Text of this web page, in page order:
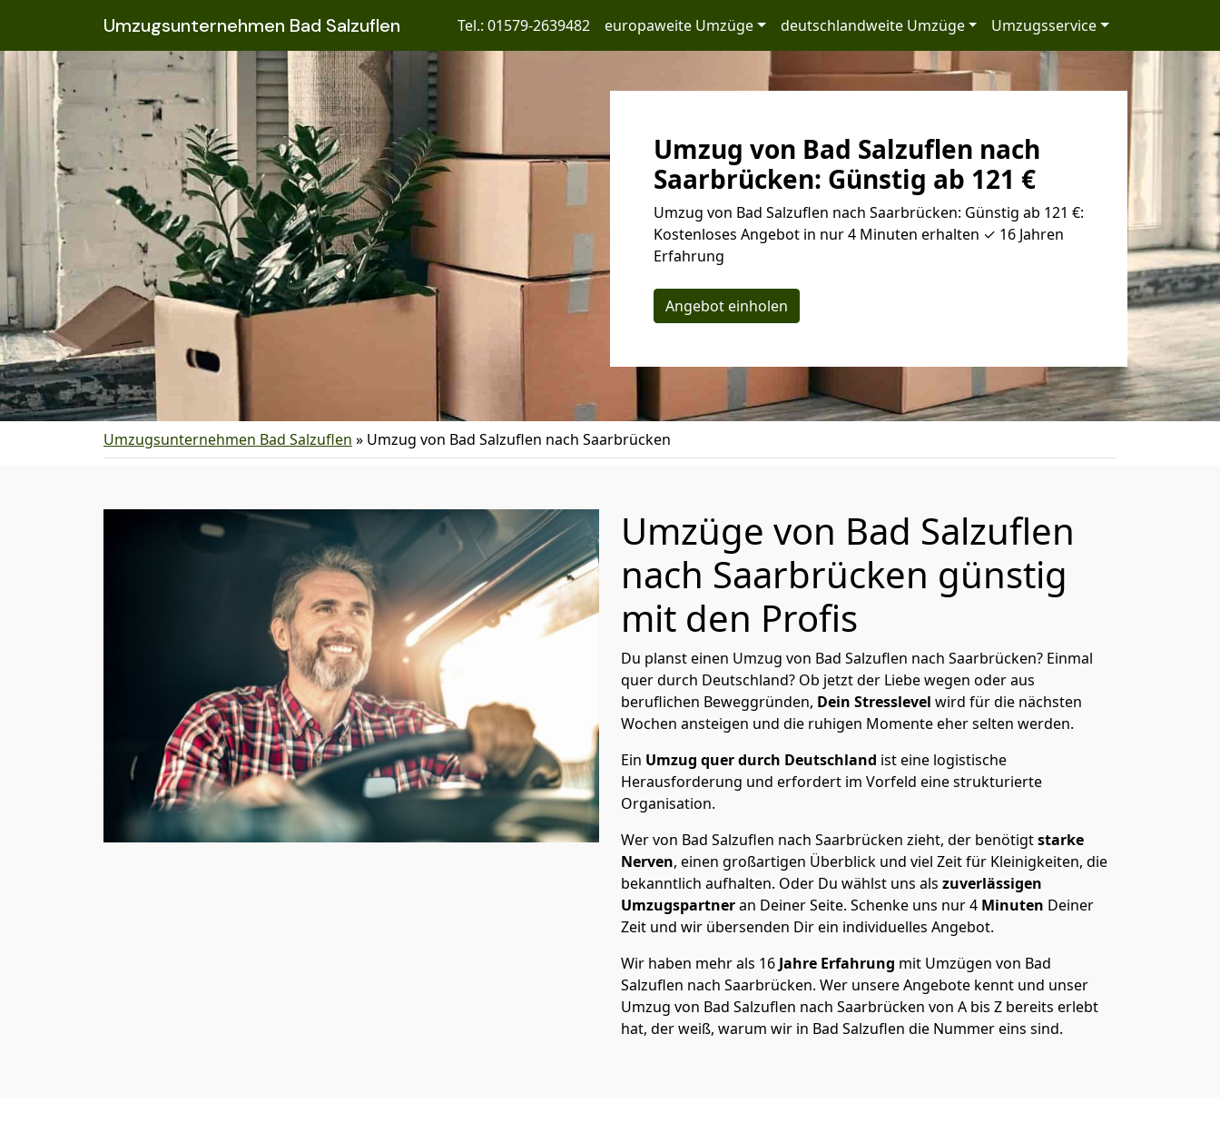
Umzugsunternehmen Bad Salzuflen Tel.: 01579-2639482 europaweite Umzüge deutschlandweite Umzüge Umzugsservice
Umzug von Bad Salzuflen nach
Saarbrücken: Günstig ab 121 €
Umzug von Bad Salzuflen nach Saarbrücken: Günstig ab 121 €:
Kostenloses Angebot in nur 4 Minuten erhalten ✓ 16 Jahren
Erfahrung
Angebot einholen
Umzugsunternehmen Bad Salzuflen » Umzug von Bad Salzuflen nach Saarbrücken
Umzüge von Bad Salzuflen
nach Saarbrücken günstig
mit den Profis
Du planst einen Umzug von Bad Salzuflen nach Saarbrücken? Einmal
quer durch Deutschland? Ob jetzt der Liebe wegen oder aus
beruflichen Beweggründen, Dein Stresslevel wird für die nächsten
Wochen ansteigen und die ruhigen Momente eher selten werden.
Ein Umzug quer durch Deutschland ist eine logistische
Herausforderung und erfordert im Vorfeld eine strukturierte
Organisation.
Wer von Bad Salzuflen nach Saarbrücken zieht, der benötigtstarke
Nerven, einen großartigen Überblick und viel Zeit für Kleinigkeiten, die
bekanntlich aufhalten. Oder Du wählst uns als zuverlässigen
Umzugspartneran Deiner Seite. Schenke uns nur4 Minuten Deiner
Zeit und wir übersenden Dir ein individuelles Angebot.
Wir haben mehr als 16 Jahre Erfahrung mit Umzügen von Bad
Salzuflen nach Saarbrücken. Wer unsere Angebote kennt und unser
Umzug von Bad Salzuflen nach Saarbrücken von A bis Z bereits erlebt
hat, der weiß, warum wir in Bad Salzuflen die Nummer eins sind.